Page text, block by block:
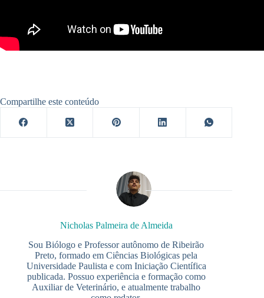
Compartilhe este conteúdo
Nicholas Palmeira de Almeida
Sou Biólogo e Professor autônomo de Ribeirão
Preto, formado em Ciências Biológicas pela
Universidade Paulista e com Iniciação Científica
publicada. Possuo experiência e formação como
Auxiliar de Veterinário, e atualmente trabalho